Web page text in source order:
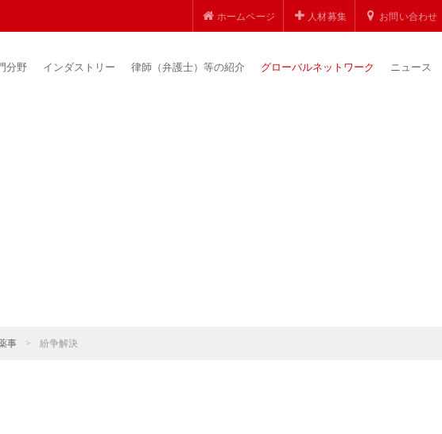
ホームページ 人材募集 お問い合わせ
分野 インダストリー 律師（弁護士）等の紹介 グローバルネットワーク ニュース
事 > 紛争解決